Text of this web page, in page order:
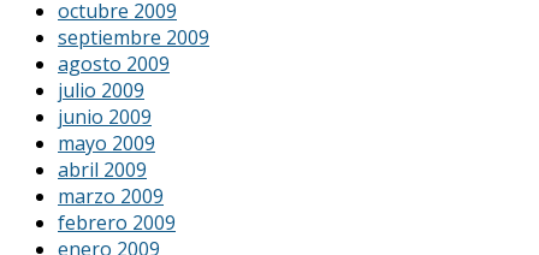
octubre 2009
septiembre 2009
agosto 2009
julio 2009
junio 2009
mayo 2009
abril 2009
marzo 2009
febrero 2009
enero 2009